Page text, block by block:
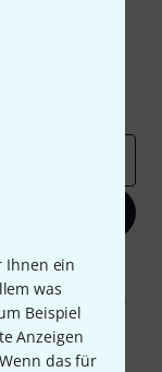
Ihnen ein
was
Beispiel
Anzeigen
das für
mit
jeweils
Erhalt von E-Mail-
zu. Die
finden Sie in
.